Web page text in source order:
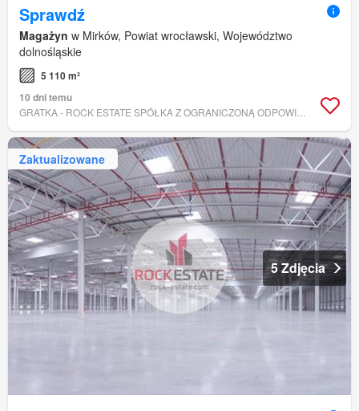
Sprawdź
Magażyn w Mirków, Powiat wrocławski, Województwo
dolnośląskie
5 110 m²
10 dni temu
Zaktualizowane
5 Zdjęcia